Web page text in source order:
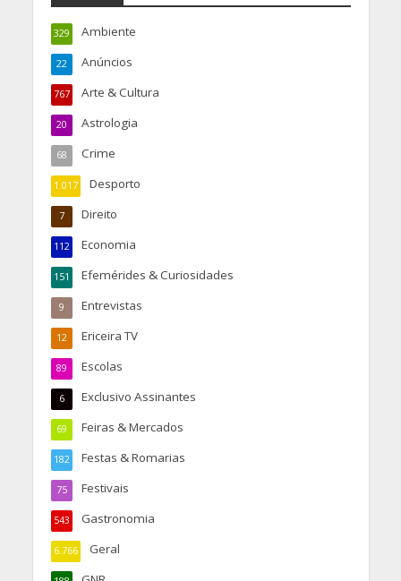
Ambiente
329
Anúncios
22
Arte & Cultura
767
Astrologia
20
Crime
68
Desporto
1.017
Direito
7
Economia
112
Efemérides & Curiosidades
151
Entrevistas
9
Ericeira TV
12
Escolas
89
Exclusivo Assinantes
6
Feiras & Mercados
69
Festas & Romarias
182
Festivais
75
Gastronomia
543
Geral
6.766